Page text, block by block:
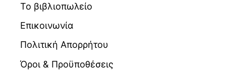
Το βιβλιοπωλείο
Επικοινωνία
Πολιτική Απορρήτου
Όροι & Προϋποθέσεις